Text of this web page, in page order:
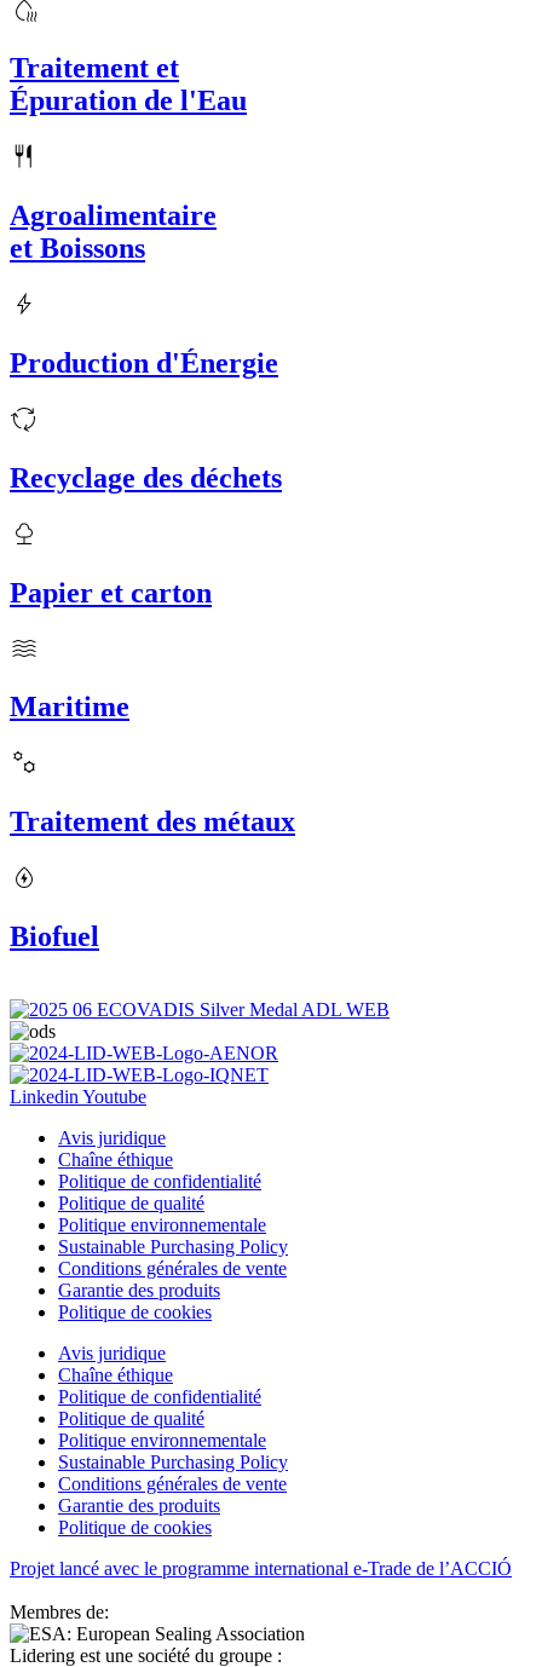
Traitement et
Épuration de l'Eau
Agroalimentaire
et Boissons
Production d'Énergie
Recyclage des déchets
Papier et carton
Maritime
Traitement des métaux
Biofuel
Linkedin Youtube
Avis juridique
Chaîne éthique
Politique de confidentialité
Politique de qualité
Politique environnementale
Sustainable Purchasing Policy
Conditions générales de vente
Garantie des produits
Politique de cookies
Avis juridique
Chaîne éthique
Politique de confidentialité
Politique de qualité
Politique environnementale
Sustainable Purchasing Policy
Conditions générales de vente
Garantie des produits
Politique de cookies
Projet lancé avec le programme international e-Trade de l’ACCIÓ
Membres de:
Lidering est une société du groupe :